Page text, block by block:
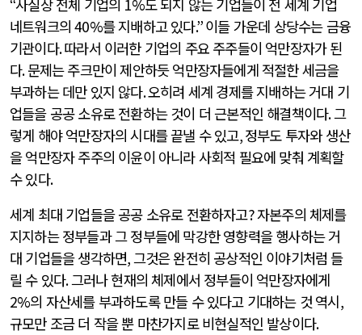
“사실상 전체 기업의 1%도 되지 않는 기업들이 전 세계 기업
네트워크의40%를 지배하고 있다.”이들 가운데 상당수는 금융
기관이다.따라서 이러한 기업의 주요 주주들이 억만장자가 된
다.문제는 주크만이 제안하듯 억만장자들에게 적절한 세금을
부과하는 데만 있지 않다.오히려 세계 경제를 지배하는 거대 기
업들을 공공 소유로 전환하는 것이 더 근본적인 해결책이다.그
렇게 해야 억만장자의 시대를 끝낼 수 있고,정부도 투자와 생산
을 억만장자 주주의 이윤이 아니라 사회적 필요에 맞춰 계획할
수 있다.
세계 최대 기업들을 공공 소유로 전환하자고?자본주의 체제를
지지하는 정부들과 그 정부들에 막강한 영향력을 행사하는 거
대 기업들을 생각하면,그것은 완전히 공상적인 이야기처럼 들
릴 수 있다.그러나 현재의 체제에서 정부들이 억만장자에게
2%의 자산세를 부과하도록 만들 수 있다고 기대하는 것 역시,
규모만 조금 더 작을 뿐 마찬가지로 비현실적인 발상이다.